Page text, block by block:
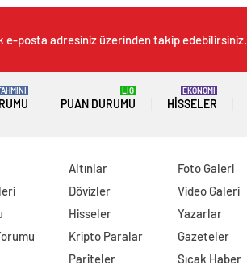
e-posta adresiniz üzerinden takip edebilirsiniz.
PUAN DURUMU
LİG
HISSELER
EKONOMİ
Altınlar
Dövizler
Hisseler
Kripto Paralar
Pariteler
Foto Galeri
Video Galeri
Yazarlar
Gazeteler
Sıcak Haber